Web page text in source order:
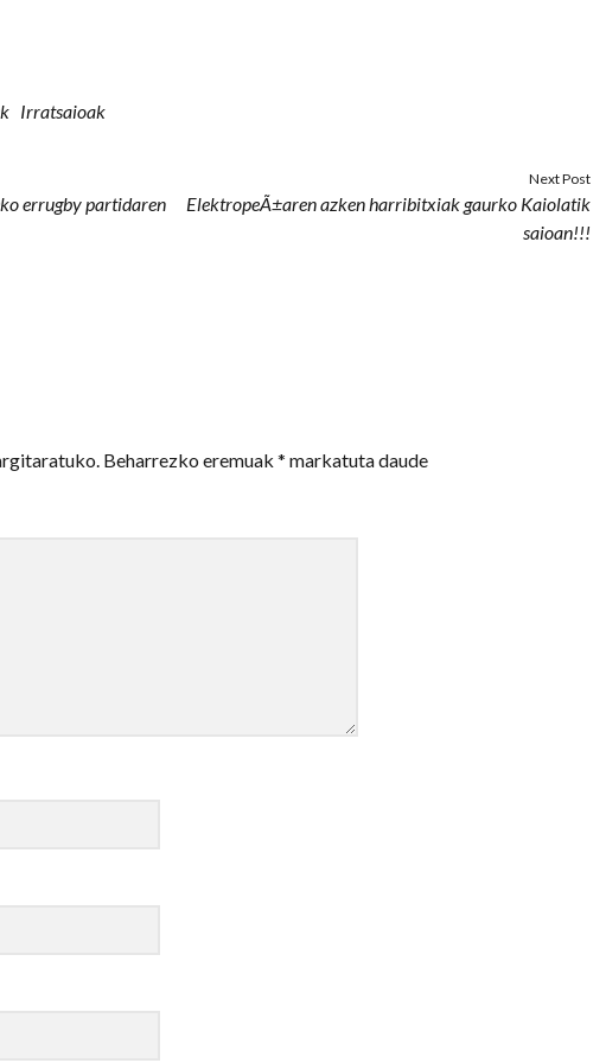
Irratsaioak
errugby partidaren
Next Post
ElektropeÃ±aren azken harribitxiak gaurko Kaiolatik
saioan!!!
Beharrezko eremuak* markatuta daude